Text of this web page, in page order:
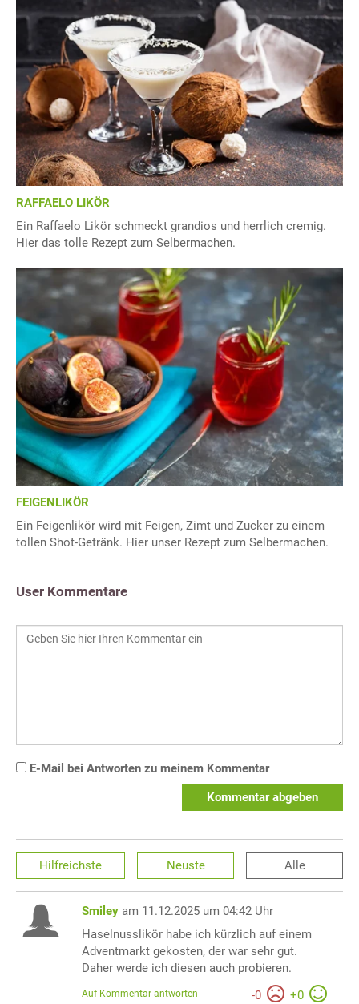
RAFFAELO LIKÖR
Ein Raffaelo Likör schmeckt grandios und herrlich cremig.
Hier das tolle Rezept zum Selbermachen.
FEIGENLIKÖR
Ein Feigenlikör wird mit Feigen, Zimt und Zucker zu einem
tollen Shot-Getränk. Hier unser Rezept zum Selbermachen.
User Kommentare
E-Mail bei Antworten zu meinem Kommentar
Kommentar abgeben
Hilfreichste Neuste Alle
Smiley am 11.12.2025 um 04:42 Uhr
Haselnusslikör habe ich kürzlich auf einem
Adventmarkt gekosten, der war sehr gut.
Daher werde ich diesen auch probieren.
-0 +0
Auf Kommentar antworten